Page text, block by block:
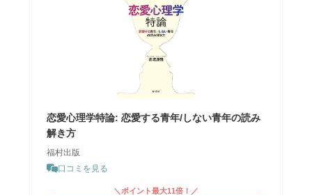
恋愛心理学特論: 恋愛する青年/しない青年の読み
解き方
福村出版
口コミを見る
＼ポイント最大11倍！／